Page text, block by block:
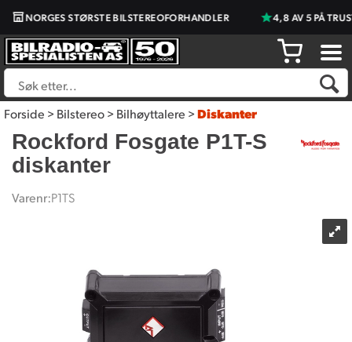
NORGES STØRSTE BILSTEREOFORHANDLER 4,8 AV 5 PÅ
Forside>Bilstereo>Bilhøyttalere>Diskanter
Rockford Fosgate P1T-S
diskanter
Varenr:P1TS